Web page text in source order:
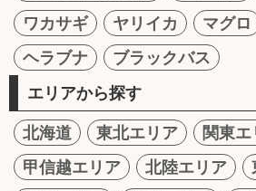
ワカサギ
ヤリイカ マグロ
ヘラブナ
ブラックバス
エリアから探す
北海道 東北エリア
関東エ
甲信越エリア
北陸エリア